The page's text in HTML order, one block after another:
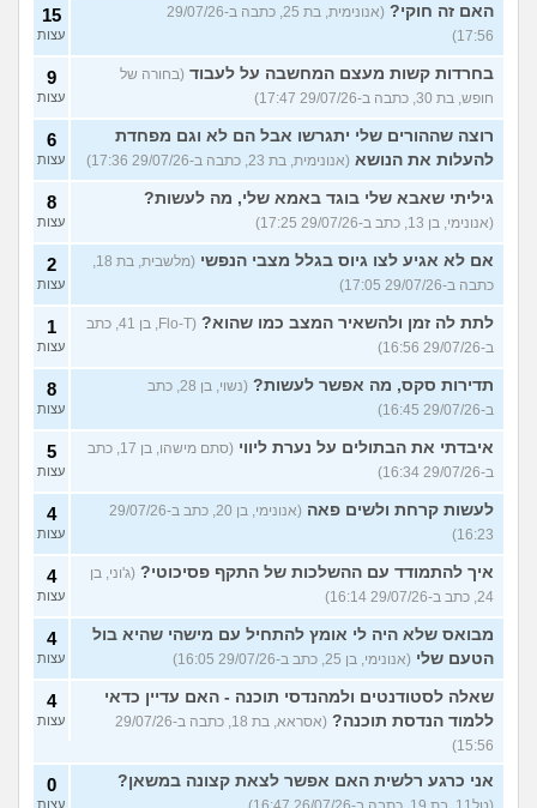
האם זה חוקי?
(אנונימית, בת 25, כתבה ב-29/07/26
17:56)
15
עצות
בחרדות קשות מעצם המחשבה על לעבוד (בחורה של
חופש, בת 30, כתבה ב-29/07/26 17:47)
9
עצות
רוצה שההורים שלי יתגרשו אבל הם לא וגם מפחדת
להעלות את הנושא (אנונימית, בת 23, כתבה ב-29/07/26 17:36)
6
עצות
גיליתי שאבא שלי בוגד באמא שלי, מה לעשות?
(אנונימי, בן 13, כתב ב-29/07/26 17:25)
8
עצות
אם לא אגיע לצו גיוס בגלל מצבי הנפשי
כתבה ב-29/07/26 17:05)
2
עצות
לתת לה זמן ולהשאיר המצב כמו שהוא?
(Flo-T, בן 41, כתב
ב-29/07/26 16:56)
1
עצות
תדירות סקס, מה אפשר לעשות?
(נשוי, בן 28, כתב
ב-29/07/26 16:45)
8
עצות
איבדתי את הבתולים על נערת ליווי
(סתם מישהו, בן 17, כתב
ב-29/07/26 16:34)
5
עצות
לעשות קרחת ולשים פאה
(אנונימי, בן 20, כתב ב-29/07/26
16:23)
4
עצות
איך להתמודד עם ההשלכות של התקף פסיכוטי? (ג'וני, בן
24, כתב ב-29/07/26 16:14)
4
עצות
מבואס שלא היה לי אומץ להתחיל עם מישהי שהיא בול
הטעם שלי (אנונימי, בן 25, כתב ב-29/07/26 16:05)
4
עצות
שאלה לסטודנטים ולמהנדסי תוכנה - האם עדיין כדאי
ללמוד הנדסת תוכנה?
(אסראא, בת 18, כתבה ב-29/07/26
15:56)
4
עצות
אני כרגע רלשית האם אפשר לצאת קצונה במשאן? 0
עצות